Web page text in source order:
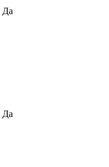
Да
Да